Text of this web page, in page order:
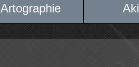
Artographie